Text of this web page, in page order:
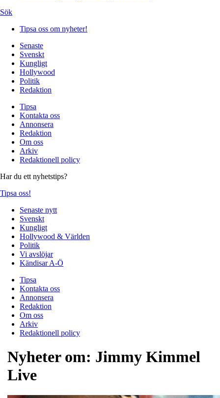
Sök
Tipsa oss om nyheter!
Senaste
Svenskt
Kungligt
Hollywood
Politik
Redaktion
Tipsa
Kontakta oss
Annonsera
Redaktion
Om oss
Arkiv
Redaktionell policy
Har du ett nyhetstips?
Tipsa oss!
Senaste nytt
Svenskt
Kungligt
Hollywood & Världen
Politik
Vi avslöjar
Kändisar A-Ö
Tipsa
Kontakta oss
Annonsera
Redaktion
Om oss
Arkiv
Redaktionell policy
Nyheter om: Jimmy Kimmel
Live